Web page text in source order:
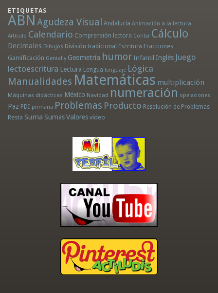
ETIQUETAS
ABN Agudeza Visual Andalucía Animación a la lectura
Artículo Calendario Comprensión lectora Contar Cálculo
Decimales Dibujos División tradicional Escritura Fracciones
Gamificación Genially Geometría humor Infantil Inglés Juego
lectoescritura Lectura Lengua lenguaje Lógica
Manualidades Matemáticas multiplicación
Máquinas didácticas México Navidad numeración operaciones
Paz PDI primaria Problemas Producto Resolución de Problemas
Resta Suma Sumas Valores vídeo